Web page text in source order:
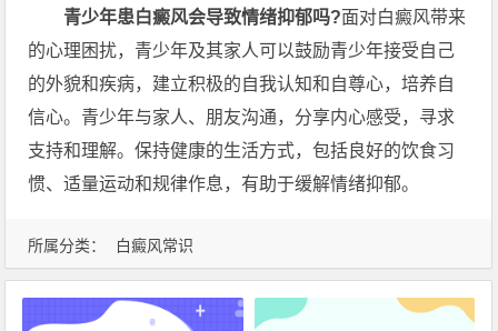
所属分类： 白癜风常识
青少年患白癜风会导致情绪抑郁吗?面对白癜风带来
的心理困扰，青少年及其家人可以鼓励青少年接受自己
的外貌和疾病，建立积极的自我认知和自尊心，培养自
信心。青少年与家人、朋友沟通，分享内心感受，寻求
支持和理解。保持健康的生活方式，包括良好的饮食习
惯、适量运动和规律作息，有助于缓解情绪抑郁。